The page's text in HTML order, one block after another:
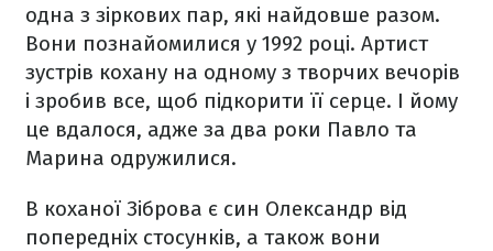
одна з зіркових пар, які найдовше разом.
Вони познайомилися у 1992 році. Артист
зустрів кохану на одному з творчих вечорів
і зробив все, щоб підкорити її серце. І йому
це вдалося, адже за два роки Павло та
Марина одружилися.
В коханої Зіброва є син Олександр від
попередніх стосунків, а також вони